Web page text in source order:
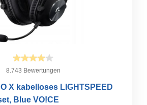
8.743 Bewertungen
X kabelloses LIGHTSPEED
Blue VO!CE